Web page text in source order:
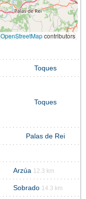
OpenStreetMapcontributors
Toques
Toques
Palas de Rei
Arzúa 12.3 km
Sobrado 14.3 km